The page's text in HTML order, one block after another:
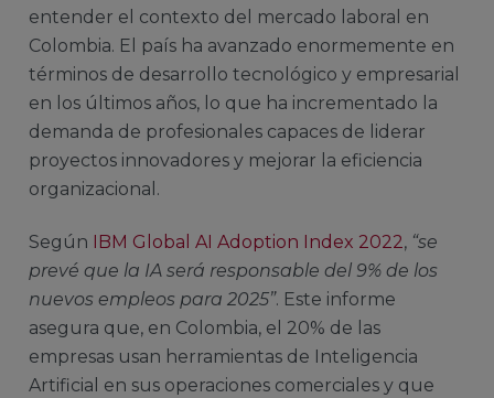
entender el contexto del mercado laboral en
Colombia. El país ha avanzado enormemente en
términos de desarrollo tecnológico y empresarial
en los últimos años, lo que ha incrementado la
demanda de profesionales capaces de liderar
proyectos innovadores y mejorar la eficiencia
organizacional.
Según IBM Global AI Adoption Index 2022, “se
prevé que la IA será responsable del 9% de los
nuevos empleos para 2025”. Este informe
asegura que, en Colombia, el 20% de las
empresas usan herramientas de Inteligencia
Artificial en sus operaciones comerciales y que